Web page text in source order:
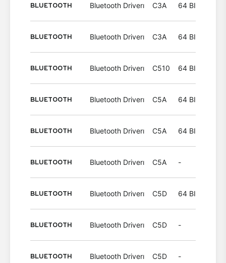
BLUETOOTH Bluetooth Driverı C3A 64 BIT
BLUETOOTH Bluetooth Driverı C3A 64 BIT
BLUETOOTH Bluetooth Driverı C510 64 BIT
BLUETOOTH Bluetooth Driverı C5A 64 BIT
BLUETOOTH Bluetooth Driverı C5A 64 BIT
BLUETOOTH Bluetooth Driverı C5A -
BLUETOOTH Bluetooth Driverı C5D 64 BIT
BLUETOOTH Bluetooth Driverı C5D -
BLUETOOTH Bluetooth Driverı C5D -